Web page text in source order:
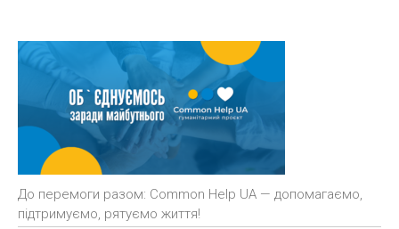
До перемоги разом: Common Help UA — допомагаємо,
підтримуємо, рятуємо життя!